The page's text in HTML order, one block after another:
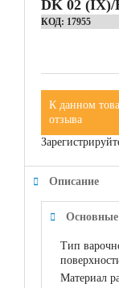
DK 02 (IX)/
КОД: 17955
К данном
отзыва
Описание
Основные
Тип
Материал